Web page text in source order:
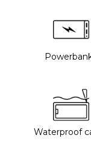
Waterproof